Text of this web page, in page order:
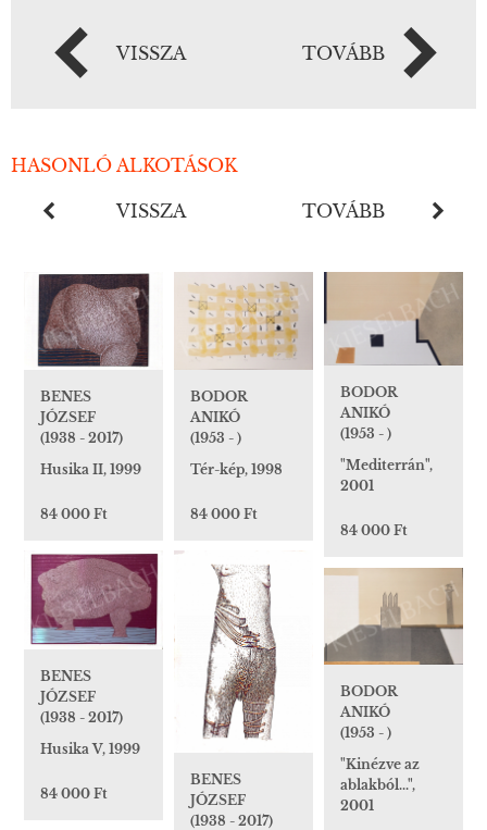
VISSZA TOVÁBB
HASONLÓ ALKOTÁSOK
VISSZA TOVÁBB
BENES
JÓZSEF
(1938 - 2017)
Husika II, 1999
84 000 Ft
BODOR
ANIKÓ
(1953 - )
Tér-kép, 1998
84 000 Ft
BODOR
ANIKÓ
(1953 - )
"Mediterrán",
2001
84 000 Ft
BENES
JÓZSEF
(1938 - 2017)
Husika V, 1999
84 000 Ft
BENES
JÓZSEF
(1938 - 2017)
BODOR
ANIKÓ
(1953 - )
"Kinézve az
ablakból...",
2001